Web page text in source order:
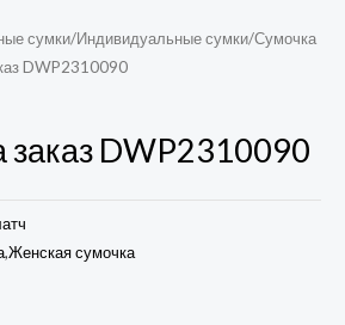
сумки/Индивидуальные сумки/Сумочка
DWP2310090
заказ DWP2310090
,Женская сумочка